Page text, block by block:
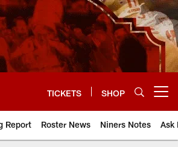
TICKETS SHOP
Report Roster News Niners Notes Ask